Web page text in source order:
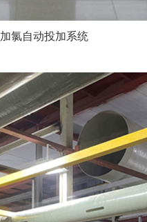
加氯自动投加系统